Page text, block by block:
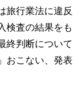
旅行業法に違反
検査の結果をも
終判断について
おこない、発表